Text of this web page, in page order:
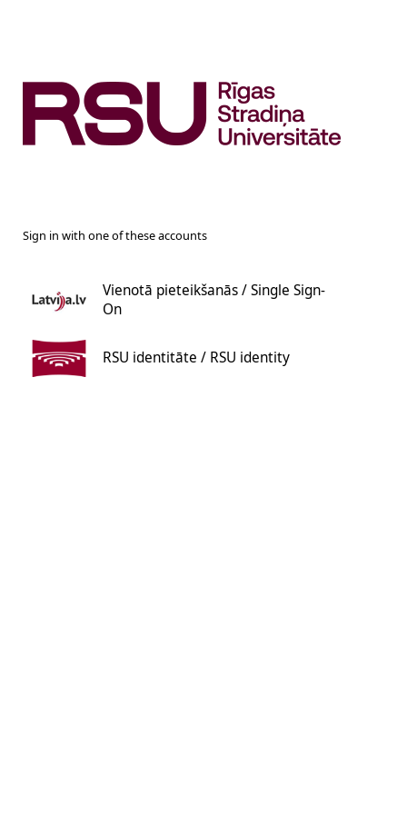
Sign in with one of these accounts
Vienotā pieteikšanās / Single Sign-
On
RSU identitāte / RSU identity